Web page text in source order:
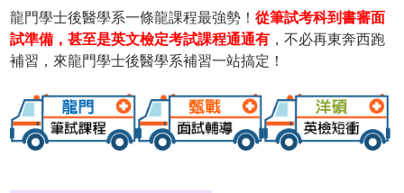
龍門學士後醫學系一條龍課程最強勢！從筆試考科到書審面
試準備，甚至是英文檢定考試課程通通有 ，不必再東奔西跑
補習，來龍門學士後醫學系補習一站搞定！